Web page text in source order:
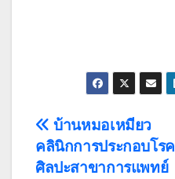
Post
navigation
บ้านหมอเหมียว
คลินิกการประกอบโรค
ศิลปะสาขาการแพทย์